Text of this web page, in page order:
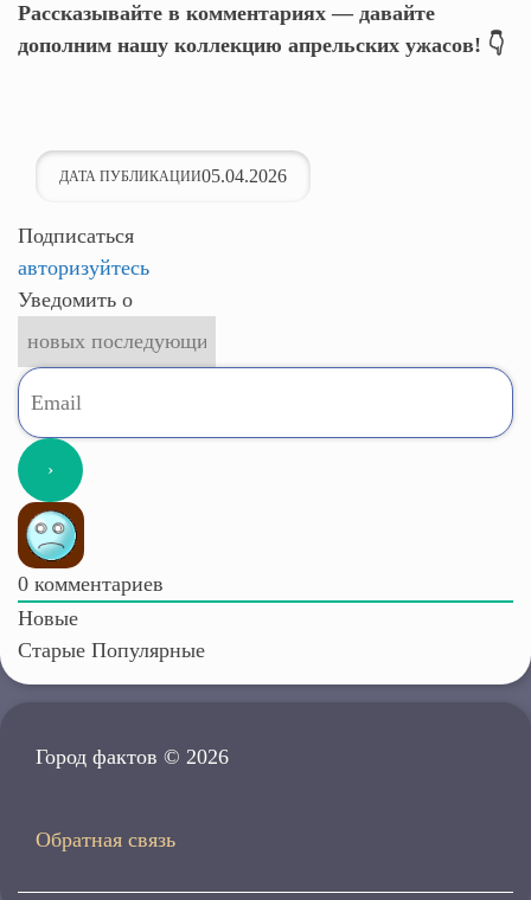
Рассказывайте в комментариях — давайте
дополним нашу коллекцию апрельских ужасов! 👇
ДАТА ПУБЛИКАЦИИ05.04.2026
Подписаться
авторизуйтесь
Уведомить о
0 комментариев
Новые
Старые Популярные
Город фактов © 2026
Обратная связь